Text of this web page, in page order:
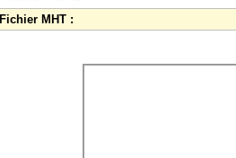
Fichier MHT :